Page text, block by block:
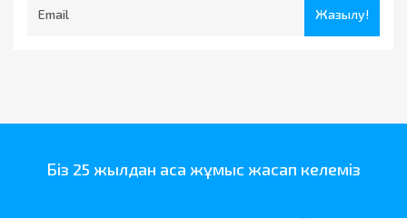
Жазылу!
Біз 25 жылдан аса жұмыс жасап келеміз